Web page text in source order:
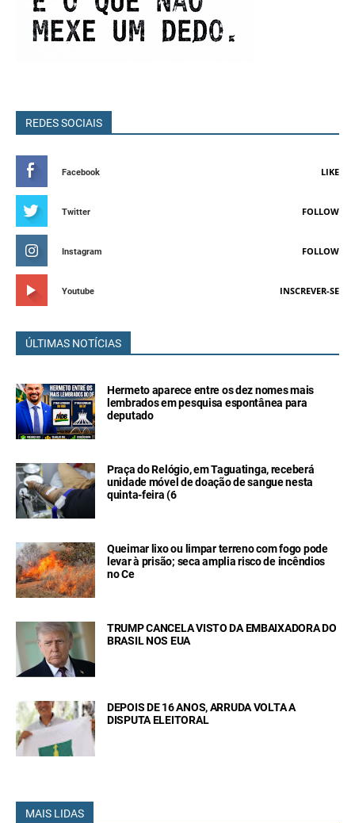
REDES SOCIAIS
Facebook LIKE
Twitter FOLLOW
Instagram FOLLOW
Youtube INSCREVER-SE
ÚLTIMAS NOTÍCIAS
Hermeto aparece entre os dez nomes mais
lembrados em pesquisa espontânea para
deputado
Praça do Relógio, em Taguatinga, receberá
unidade móvel de doação de sangue nesta
quinta-feira (6
Queimar lixo ou limpar terreno com fogo pode
levar à prisão; seca amplia risco de incêndios
no Ce
TRUMP CANCELA VISTO DA EMBAIXADORA DO
BRASIL NOS EUA
DEPOIS DE 16 ANOS, ARRUDA VOLTA A
DISPUTA ELEITORAL
MAIS LIDAS